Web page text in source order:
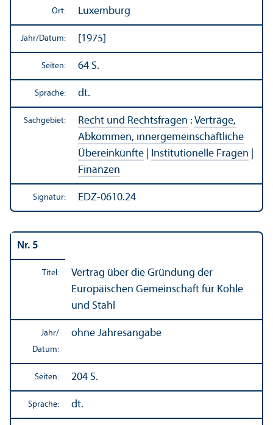
Ort: Luxemburg
Jahr/Datum: [1975]
Seiten: 64 S.
Sprache: dt.
Sachgebiet: Recht und Rechts­fragen : Verträge,
Abkommen, innergemeinschaft­liche
Über­einkünfte
Institutionelle Fragen
Finanzen
Signatur: EDZ-0610.24
Nr. 5
Titel:
Vertrag über die Gründung der
Europäischen Gemeinschaft für Kohle
und Stahl
Jahr/
Datum:
ohne Jahresangabe
Seiten: 204 S.
Sprache: dt.